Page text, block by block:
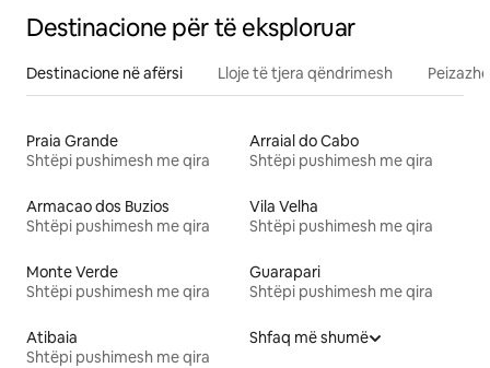
Destinacione për të eksploruar
Destinacione në afërsi Lloje të tjera qëndrimesh
Praia Grande
Shtëpi pushimesh me qira
Arraial do Cabo
Shtëpi pushimesh me qira
Armacao dos Buzios
Shtëpi pushimesh me qira
Vila Velha
Shtëpi pushimesh me qira
Monte Verde
Shtëpi pushimesh me qira
Guarapari
Shtëpi pushimesh me qira
Atibaia
Shtëpi pushimesh me qira
Shfaq më shumë